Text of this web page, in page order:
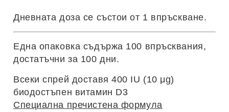
Дневната доза се състои от 1 впръскване.
Една опаковка съдържа 100 впръсквания,
достатъчни за 100 дни.
Всеки спрей доставя 400 IU (10 μg)
биодостъпен витамин D3
Специална пречистена формула